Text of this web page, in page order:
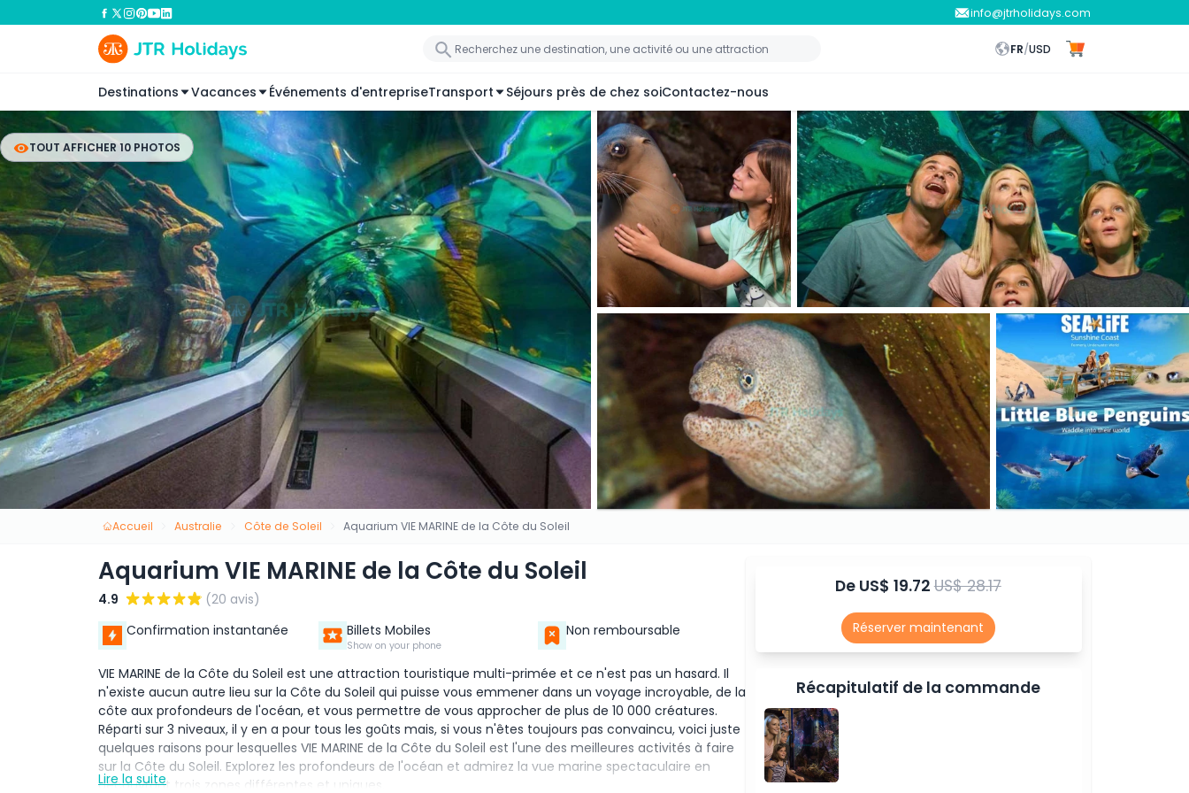
info@jtrholidays.com
FR/USD
Destinations Vacances Événements d'entrepriseTransport Séjours près de chez soiContactez-nous
TOUT AFFICHER 10 PHOTOS
Accueil Australie Côte de Soleil Aquarium VIE MARINE de la Côte du Soleil
Aquarium VIE MARINE de la Côte du Soleil
4.9
(20 avis)
Confirmation instantanée
Billets Mobiles
Show on your phone
Non remboursable
VIE MARINE de la Côte du Soleil est une attraction touristique multi-primée et ce n'est pas un hasard. Il
n'existe aucun autre lieu sur la Côte du Soleil qui puisse vous emmener dans un voyage incroyable, de la
côte aux profondeurs de l'océan, et vous permettre de vous approcher de plus de 10 000 créatures.
Réparti sur 3 niveaux, il y en a pour tous les goûts mais, si vous n'êtes toujours pas convaincu, voici juste
quelques raisons pour lesquelles VIE MARINE de la Côte du Soleil est l'une des meilleures activités à faire
sur la Côte du Soleil. Explorez les profondeurs de l'océan et admirez la vue marine spectaculaire en
découvrant trois zones différentes et uniques.
Lire la suite
De US$ 19.72US$ 28.17
Réserver maintenant
Récapitulatif de la commande